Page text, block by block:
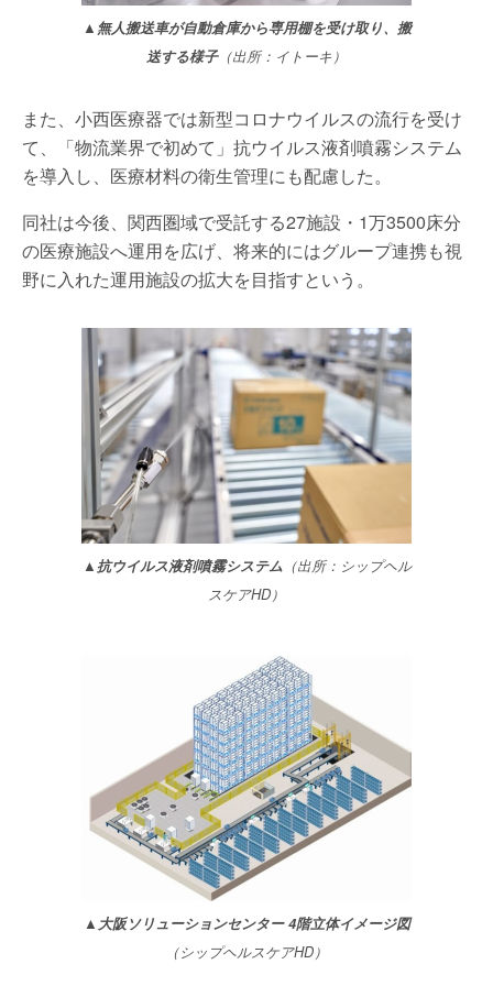
▲無人搬送車が自動倉庫から専用棚を受け取り、搬
送する様子（出所：イトーキ）
また、小西医療器では新型コロナウイルスの流行を受け
て、「物流業界で初めて」抗ウイルス液剤噴霧システム
を導入し、医療材料の衛生管理にも配慮した。
同社は今後、関西圏域で受託する27施設・1万3500床分
の医療施設へ運用を広げ、将来的にはグループ連携も視
野に入れた運用施設の拡大を目指すという。
▲抗ウイルス液剤噴霧システム（出所：シップヘル
スケアHD）
▲大阪ソリューションセンター 4階立体イメージ図
（シップヘルスケアHD）